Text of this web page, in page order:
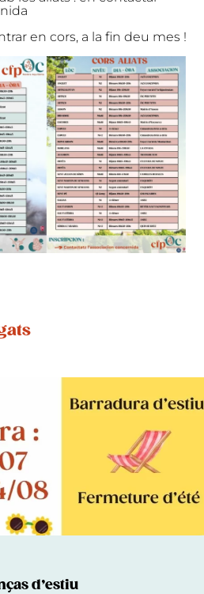
en cors, a la fin deu mes !
d’estiu